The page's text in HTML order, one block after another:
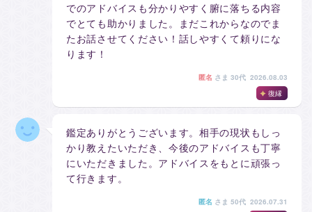
でのアドバイスも分かりやすく腑に落ちる内容
でとても助かりました。まだこれからなのでま
たお話させてください！話しやすくて頼りにな
ります！
匿名 さま 30代 2026.08.03
復縁
鑑定ありがとうございます。相手の現状もしっ
かり教えたいただき、今後のアドバイスも丁寧
にいただきました。アドバイスをもとに頑張っ
て行きます。
匿名 さま 50代 2026.07.31